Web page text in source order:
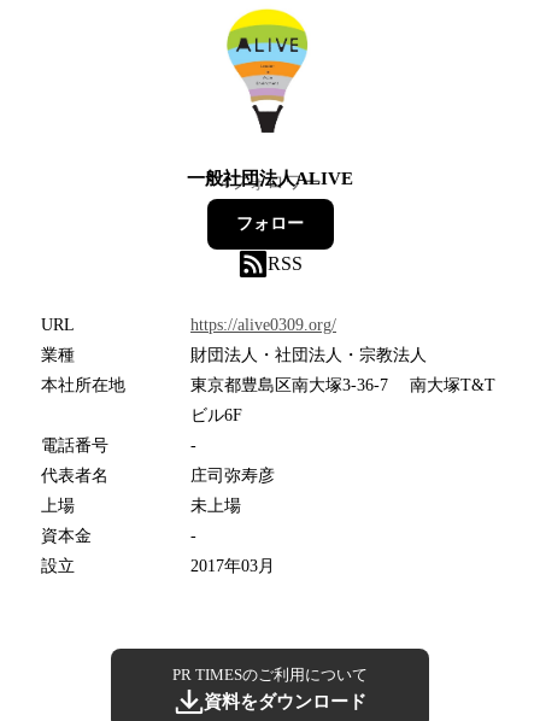
一般社団法人ALIVE
4フォロワー
フォロー
RSS
URL
https://alive0309.org/
業種
財団法人・社団法人・宗教法人
本社所在地
東京都豊島区南大塚3-36-7 南大塚T&T
ビル6F
電話番号
-
代表者名
庄司弥寿彦
上場
未上場
資本金
-
設立
2017年03月
PR TIMESのご利用について
資料をダウンロード